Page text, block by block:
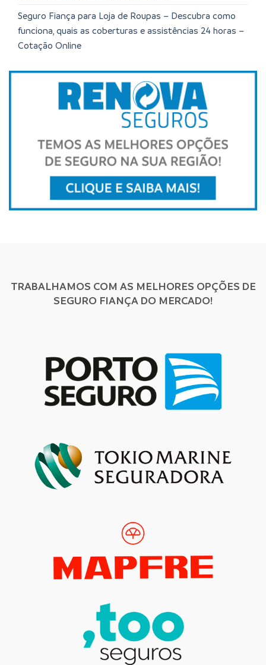
Seguro Fiança para Loja de Roupas – Descubra como
funciona, quais as coberturas e assistências 24 horas –
Cotação Online
TRABALHAMOS COM AS MELHORES OPÇÕES DE
SEGURO FIANÇA DO MERCADO!